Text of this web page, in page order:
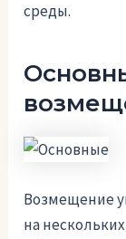
среды.
Возмещение
на